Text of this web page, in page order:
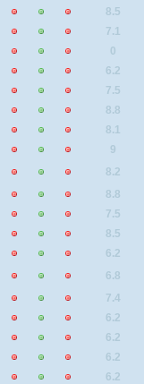
8.5
7.1
0
6.2
7.5
8.8
8.1
9
8.2
8.8
7.5
8.5
6.2
6.8
7.4
6.2
6.2
6.2
6.2